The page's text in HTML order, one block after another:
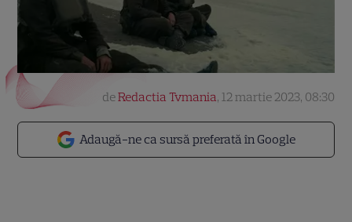
Adaugă-ne ca sursă preferată în Google
deRedactia Tvmania, 12 martie 2023, 08:30